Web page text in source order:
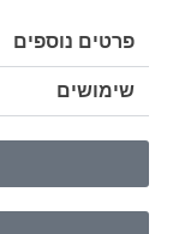
פרטים נוספים
שימושים